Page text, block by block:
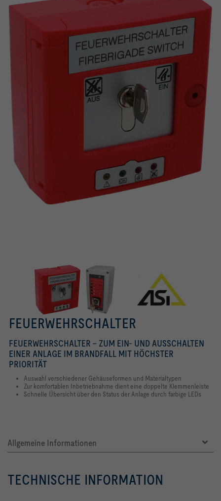
FEUERWEHRSCHALTER
FEUERWEHRSCHALTER - ZUM EIN- UND AUSSCHALTEN
EINER ANLAGE IM BRANDFALL MIT HÖCHSTER
PRIORITÄT
Auswahl verschiedener Gehäuseformen und Materialtypen
Zur komfortablen Inbetriebnahme dient eine doppelte Klemmenleiste
Schnelle Übersicht über den Status der Anlage durch farbige LEDs
Allgemeine Informationen
TECHNISCHE INFORMATION